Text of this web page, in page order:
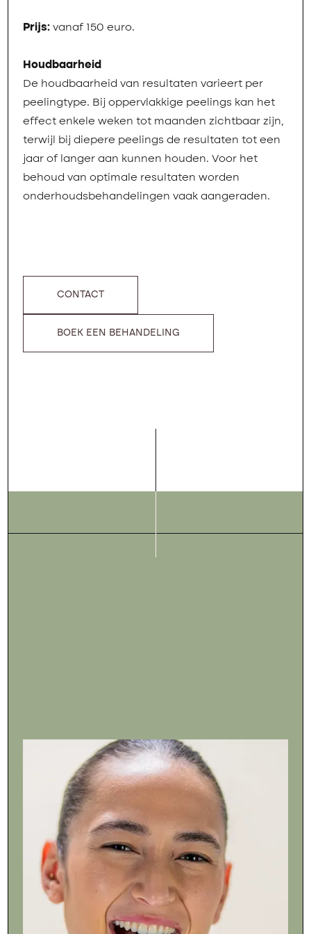
Prijs:vanaf 150 euro.
Houdbaarheid
De houdbaarheid van resultaten varieert per
peelingtype. Bij oppervlakkige peelings kan het
effect enkele weken tot maanden zichtbaar zijn,
terwijl bij diepere peelings de resultaten tot een
jaar of langer aan kunnen houden. Voor het
behoud van optimale resultaten worden
onderhoudsbehandelingen vaak aangeraden.
CONTACT
BOEK EEN BEHANDELING